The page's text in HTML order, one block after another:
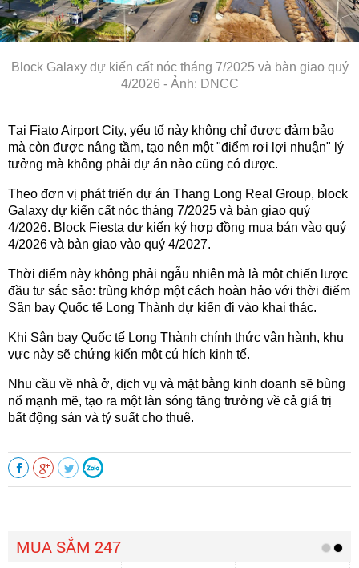
Block Galaxy dự kiến cất nóc tháng 7/2025 và bàn giao quý
4/2026 - Ảnh: DNCC
Tại Fiato Airport City, yếu tố này không chỉ được đảm bảo
mà còn được nâng tầm, tạo nên một "điểm rơi lợi nhuận" lý
tưởng mà không phải dự án nào cũng có được.
Theo đơn vị phát triển dự án Thang Long Real Group, block
Galaxy dự kiến cất nóc tháng 7/2025 và bàn giao quý
4/2026. Block Fiesta dự kiến ký hợp đồng mua bán vào quý
4/2026 và bàn giao vào quý 4/2027.
Thời điểm này không phải ngẫu nhiên mà là một chiến lược
đầu tư sắc sảo: trùng khớp một cách hoàn hảo với thời điểm
Sân bay Quốc tế Long Thành dự kiến đi vào khai thác.
Khi Sân bay Quốc tế Long Thành chính thức vận hành, khu
vực này sẽ chứng kiến một cú hích kinh tế.
Nhu cầu về nhà ở, dịch vụ và mặt bằng kinh doanh sẽ bùng
nổ mạnh mẽ, tạo ra một làn sóng tăng trưởng về cả giá trị
bất động sản và tỷ suất cho thuê.